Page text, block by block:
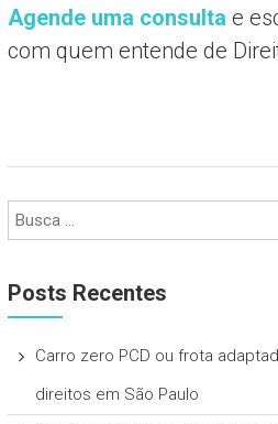
Agende uma consulta e
com quem entende de
Posts Recentes
Carro zero PCD ou frota
direitos em São Paulo